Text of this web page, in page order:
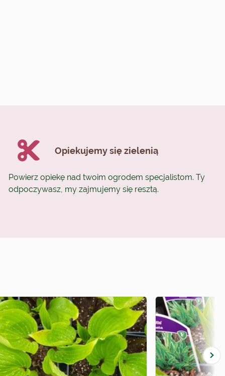
Opiekujemy się zielenią
Powierz opiekę nad twoim ogrodem specjalistom. Ty
odpoczywasz, my zajmujemy się resztą.